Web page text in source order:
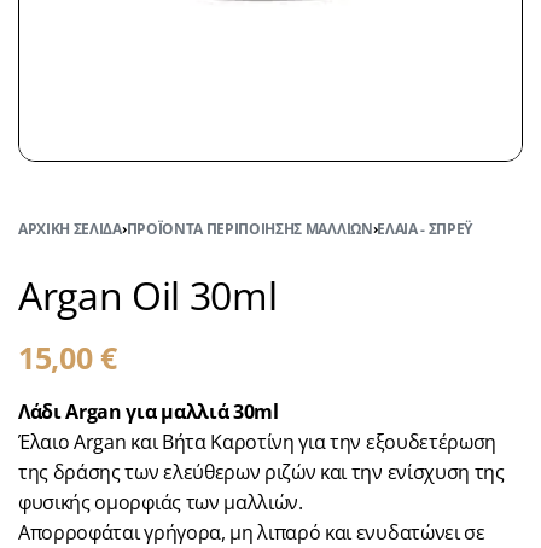
ΑΡΧΙΚΉ ΣΕΛΊΔΑ›ΠΡΟΪΌΝΤΑ ΠΕΡΙΠΟΊΗΣΗΣ ΜΑΛΛΙΏΝ›ΈΛΑΙΑ - ΣΠΡΈΥ
Argan Oil 30ml
15,00€
Λάδι Argan για μαλλιά 30ml
Έλαιο Argan και Βήτα Καροτίνη για την εξουδετέρωση
της δράσης των ελεύθερων ριζών και την ενίσχυση της
φυσικής ομορφιάς των μαλλιών.
Απορροφάται γρήγορα, μη λιπαρό και ενυδατώνει σε